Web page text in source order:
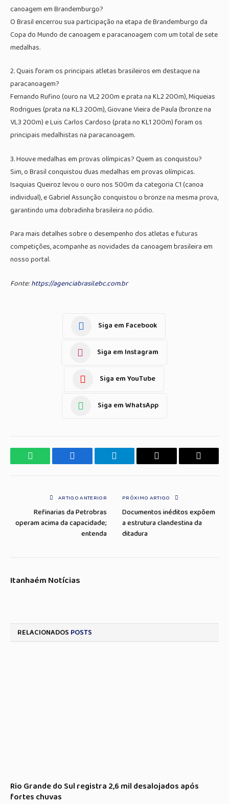
canoagem em Brandemburgo?
O Brasil encerrou sua participação na etapa de Brandemburgo da
Copa do Mundo de canoagem e paracanoagem com um total de sete
medalhas.
2. Quais foram os principais atletas brasileiros em destaque na
paracanoagem?
Fernando Rufino (ouro na VL2 200m e prata na KL2 200m), Miqueias
Rodrigues (prata na KL3 200m), Giovane Vieira de Paula (bronze na
VL3 200m) e Luis Carlos Cardoso (prata no KL1 200m) foram os
principais medalhistas na paracanoagem.
3. Houve medalhas em provas olímpicas? Quem as conquistou?
Sim, o Brasil conquistou duas medalhas em provas olímpicas.
Isaquias Queiroz levou o ouro nos 500m da categoria C1 (canoa
individual), e Gabriel Assunção conquistou o bronze na mesma prova,
garantindo uma dobradinha brasileira no pódio.
Para mais detalhes sobre o desempenho dos atletas e futuras
competições, acompanhe as novidades da canoagem brasileira em
nosso portal.
Fonte:https://agenciabrasil.ebc.com.br
Siga em Facebook
Siga em Instagram
Siga em YouTube
Siga em WhatsApp
WhatsApp Facebook Telegrama Copiar
E-
ARTIGO ANTERIOR
Refinarias da Petrobras
operam acima da capacidade;
entenda
PRÓXIMO ARTIGO
Documentos inéditos expõem
a estrutura clandestina da
ditadura
Itanhaém Notícias
RELACIONADOS POSTS
Rio Grande do Sul registra 2,6 mil desalojados após
fortes chuvas